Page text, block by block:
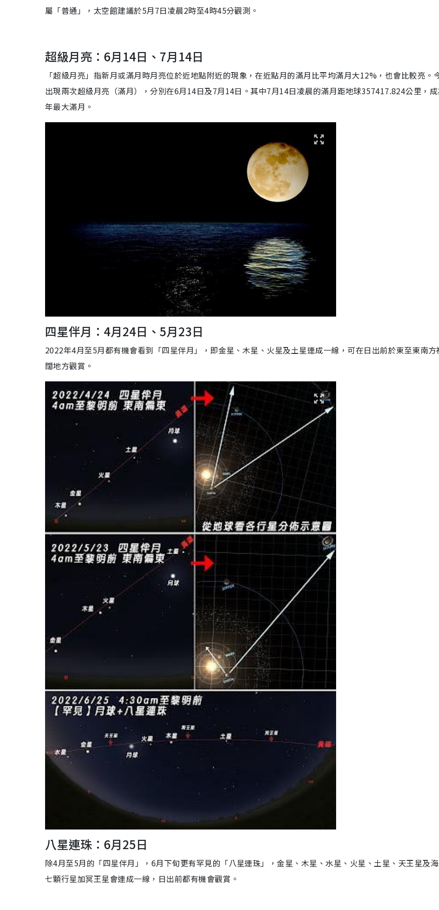
屬「普通」，太空館建議於5月7日凌晨2時至4時45分觀測。
超級月亮：6月14日、7月14日
「超級月亮」指新月或滿月時月亮位於近地點附近的現象，在近點月的滿月比平均滿月大12%，也會比較亮。
出現兩次超級月亮（滿月），分別在6月14日及7月14日。其中7月14日凌晨的滿月距地球357417.824公里，
年最大滿月。
四星伴月：4月24日、5月23日
2022年4月至5月都有機會看到「四星伴月」，即金星、木星、火星及土星連成一線，可在日出前於東至東南方
闊地方觀賞。
八星連珠：6月25日
除4月至5月的「四星伴月」，6月下旬更有罕見的「八星連珠」，金星、木星、水星、火星、土星、天王星及
七顆行星加冥王星會連成一線，日出前都有機會觀賞。